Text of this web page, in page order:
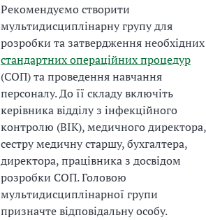
Рекомендуємо створити
мультидисциплінарну групу для
розробки та затвердження необхідних
стандартних операційних процедур
(СОП) та проведення навчання
персоналу. До її складу включіть
керівника відділу з інфекційного
контролю (ВІК), медичного директора,
сестру медичну старшу, бухгалтера,
директора, працівника з досвідом
розробки СОП. Головою
мультидисциплінарної групи
призначте відповідальну особу.